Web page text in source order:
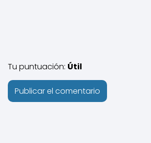
Tu puntuación: Útil